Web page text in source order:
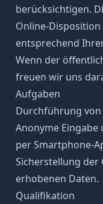
berücksichtigen.
Online-
entsprechend
Wenn der
freuen wir uns
Aufgaben
Durchführung von
Anonyme
per Smartphone-
Sicherstellung der
erhobenen Daten.
Qualifikation